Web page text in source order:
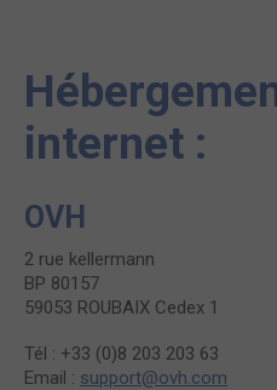
internet :
OVH
2 rue kellermann
BP 80157
59053 ROUBAIX Cedex 1
Tél : +33 (0)8 203 203 63
Email : support@ovh.com